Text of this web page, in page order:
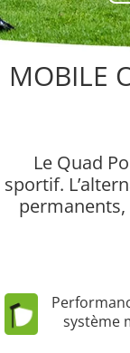
MOBILE
Le Quad
sportif.
système